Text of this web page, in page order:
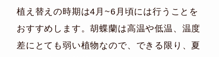
植え替えの時期は4月~6月頃には行うことを
おすすめします。胡蝶蘭は高温や低温、温度
差にとても弱い植物なので、できる限り、夏